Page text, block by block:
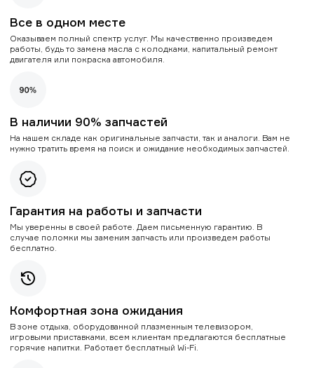
Все в одном месте
Оказываем полный спектр услуг. Мы качественно произведем
работы, будь то замена масла с колодками, капитальный ремонт
двигателя или покраска автомобиля.
В наличии 90% запчастей
На нашем складе как оригинальные запчасти, так и аналоги. Вам не
нужно тратить время на поиск и ожидание необходимых запчастей.
Гарантия на работы и запчасти
Мы уверенны в своей работе. Даем письменную гарантию. В
случае поломки мы заменим запчасть или произведем работы
бесплатно.
Комфортная зона ожидания
В зоне отдыха, оборудованной плазменным телевизором,
игровыми приставками, всем клиентам предлагаются бесплатные
горячие напитки. Работает бесплатный Wi-Fi.